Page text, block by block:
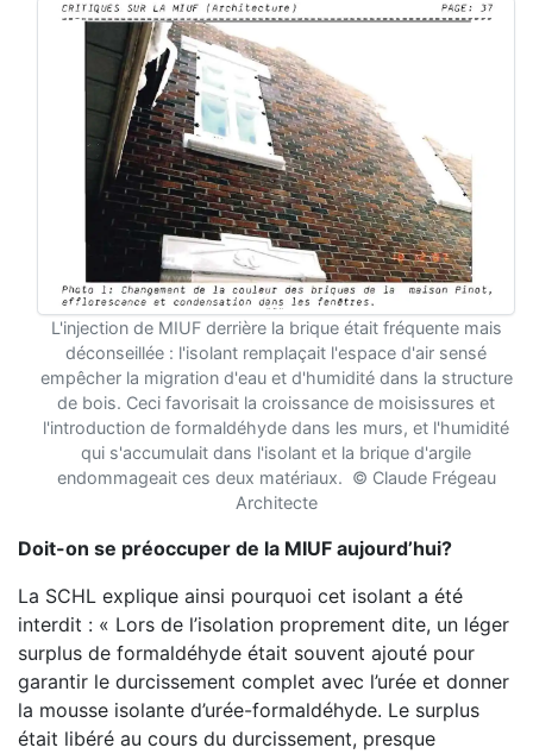
L'injection de MIUF derrière la brique était fréquente mais
déconseillée : l'isolant remplaçait l'espace d'air sensé
empêcher la migration d'eau et d'humidité dans la structure
de bois. Ceci favorisait la croissance de moisissures et
l'introduction de formaldéhyde dans les murs, et l'humidité
qui s'accumulait dans l'isolant et la brique d'argile
endommageait ces deux matériaux. © Claude Frégeau
Architecte
Doit-on se préoccuper de la MIUF aujourd’hui?
La SCHL explique ainsi pourquoi cet isolant a été
interdit : « Lors de l’isolation proprement dite, un léger
surplus de formaldéhyde était souvent ajouté pour
garantir le durcissement complet avec l’urée et donner
la mousse isolante d’urée-formaldéhyde. Le surplus
était libéré au cours du durcissement, presque